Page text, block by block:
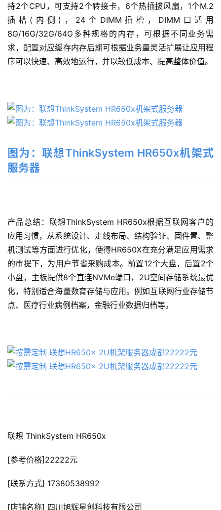
持2个CPU，可支持2个转接卡，6个热插拔风扇，1个M.2
插槽(内侧)，24个DIMM插槽，DIMM口适用
8G/16G/32G/64G多种规格的内存，可根据不同业务需
求，配置对应缓存内存后期可根据业务量灵活扩展让应用程
序可以快速、高效地运行，并以较低成本、提高整体价值。
图为：联想ThinkSystem HR650x机架式
服务器
产品总结：联想ThinkSystem HR650x根据互联网客户的
应用习惯，从系统设计、走线布局、结构验证、固件置、整
机测试等方面进行优化，使得HR650X在充分满足应用需求
的市提下，为用户节省采购成本。前置12个大盘，后置2个
小盘，主板提供8个直连NVMe端口，2U空间存储系统最优
化，特别适合海量数育存储与应用。例如互联网行业存储节
点、医疗行业病例档案，金融行业数据归档等。
联想 ThinkSystem HR650x
[参考价格]22222元
[联系方式] 17380538992
[店铺名称] 四川旭辉星创科技有限公司